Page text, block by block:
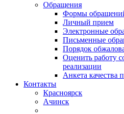
Обращения
Формы
Личный прием
Электронные
Письменные
Порядок
Оценить работу
реализации
Анкета качества
Контакты
Красноярск
Ачинск